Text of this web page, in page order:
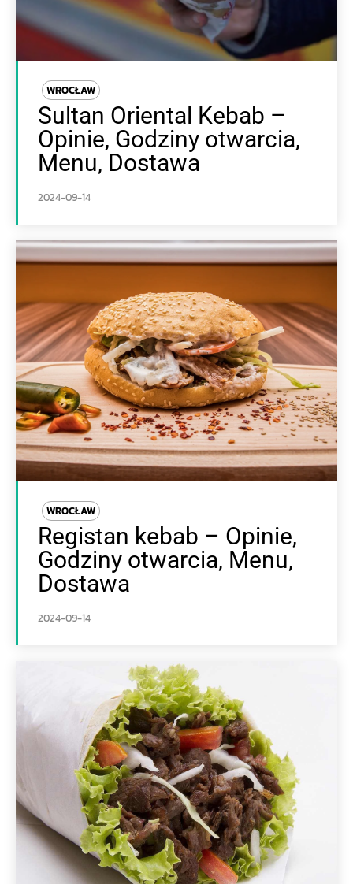
WROCŁAW
Sultan Oriental Kebab –
Opinie, Godziny otwarcia,
Menu, Dostawa
2024-09-14
WROCŁAW
Registan kebab – Opinie,
Godziny otwarcia, Menu,
Dostawa
2024-09-14